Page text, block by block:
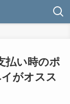
払い時のポ
がオスス